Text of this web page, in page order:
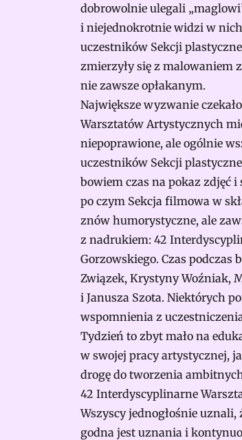
dobrowolnie ulegali
i niejednokrotnie widzi w
uczestników Sekcji
zmierzyły się z malowaniem
nie zawsze opłakanym.
Największe wyzwanie
Warsztatów Artystycznych
niepoprawione, ale ogólnie
uczestników Sekcji
bowiem czas na pokaz zdjęć
po czym Sekcja filmowa w
znów humorystyczne, ale
z nadrukiem: 42
Gorzowskiego. Czas
Związek, Krystyny Woźniak,
i Janusza Szota. Niektórych
wspomnienia z
Tydzień to zbyt mało na
w swojej pracy artystycznej,
drogę do tworzenia
42 Interdyscyplinarne
Wszyscy jednogłośnie
godna jest uznania i